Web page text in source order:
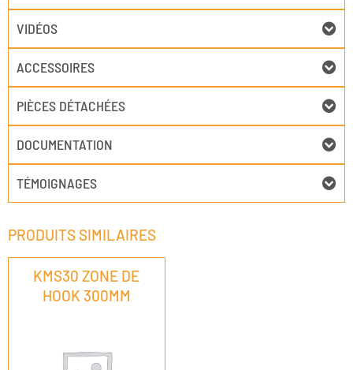
VIDÉOS
ACCESSOIRES
PIÈCES DÉTACHÉES
DOCUMENTATION
TÉMOIGNAGES
PRODUITS SIMILAIRES
KMS30 ZONE DE
HOOK 300MM